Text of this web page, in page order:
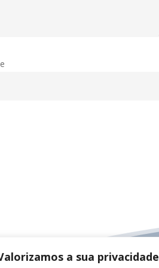
a sua privacidade